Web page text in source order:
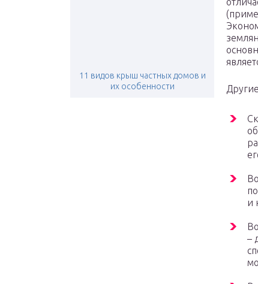
11 видов крыш частных домов и
их особенности
и
–